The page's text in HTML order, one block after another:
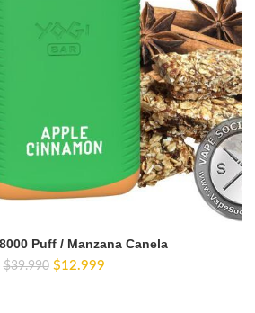
Puff / Manzana Canela
$39.990 El
$12.999El